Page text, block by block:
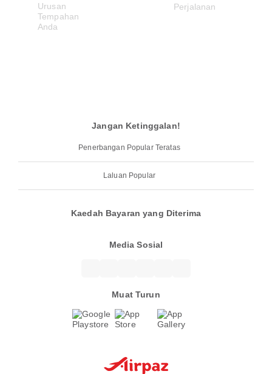
Jangan Ketinggalan!
Penerbangan Popular Teratas
Laluan Popular
Kaedah Bayaran yang Diterima
Media Sosial
Muat Turun